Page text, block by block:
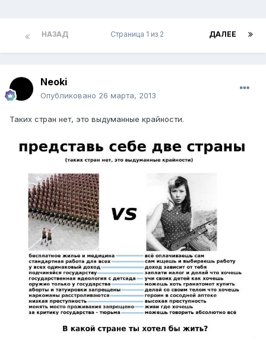
НАЗАД ДАЛЕЕ
Страница 1 из 2
Neoki
Опубликовано 26 марта, 2013
Таких стран нет, это выдуманные крайности.